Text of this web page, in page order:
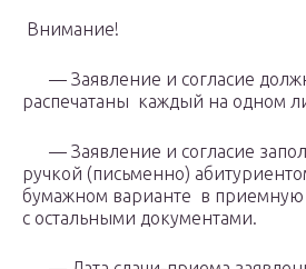
Внимание!
— Заявление и согласие
распечатаны каждый на одном
— Заявление и согласие
ручкой (письменно)
бумажном варианте в
с остальными документами.